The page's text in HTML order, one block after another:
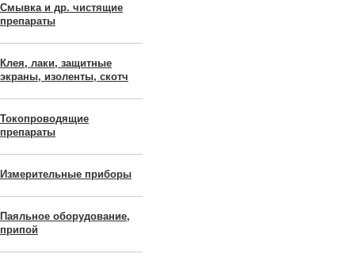
Смывка и др. чистящие
препараты
Клея, лаки, защитные
экраны, изоленты, скотч
Токопроводящие
препараты
Измерительные приборы
Паяльное оборудование,
припой